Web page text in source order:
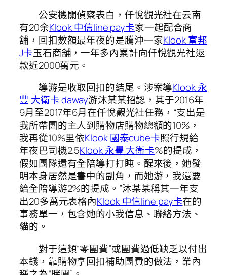
公安機關偵察表白，仟悅觀光社在云南
有20余Klook 中信line pay卡家一起配合商
舖，回扣數額最年夜的是騰沖一家Klook 富邦
J卡玉石商舖，一年多內累計向仟悅觀光社返
款近2000萬元。
導游是收取回扣的結尾。涉案導Klook 永
豐 大衛卡 daway游沐某某招認，其于2016年
9月至2017年6月在仟悅觀光社任務，“支出是
我所帶團的主人到購物店購物總額的10%，
我再從10%里依Klook 國泰cube卡照行規給
年夜巴司機2.5Klook 永豐 大衛卡%的提成，
假如團隊還有全陪導打打盹。醒來後，她發
明本身居然是書中的副角，而她游，我還要
給全陪導游2%的提成。”沐某某稱其一年支
出20多萬元表格內Klook 中信line pay卡在的
事務單一，包含她的小我信息、聯絡方法、
貓的。
對于這類“零團費”或團費過低缺乏以付出
本錢，靠購物拿回扣補助團費的做法，業內